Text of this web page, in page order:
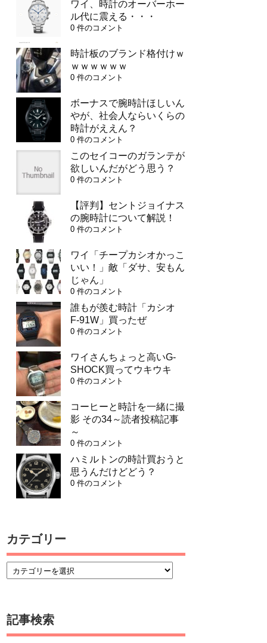
ワイ、時計のオーバーホー
ル代に震える・・・
0 件のコメント
時計板のブランド格付けｗ
ｗｗｗｗｗｗ
0 件のコメント
ボーナスで腕時計ほしいん
やが、社会人ならいくらの
時計がええん？
0 件のコメント
このセイコーのガランテが
欲しいんだがどう思う？
0 件のコメント
【評判】セントジョイナス
の腕時計について解説！
0 件のコメント
ワイ「チープカシオかっこ
いい！」敵「ダサ、安もん
じゃん」
0 件のコメント
誰もが羨む時計「カシオ
F-91W」買ったぜ
0 件のコメント
ワイさんちょっと高いG-
SHOCK買ってウキウキ
0 件のコメント
コーヒーと時計を一緒に撮
影 その34～読者投稿記事
～
0 件のコメント
ハミルトンの時計買おうと
思うんだけどどう？
0 件のコメント
カテゴリー
記事検索